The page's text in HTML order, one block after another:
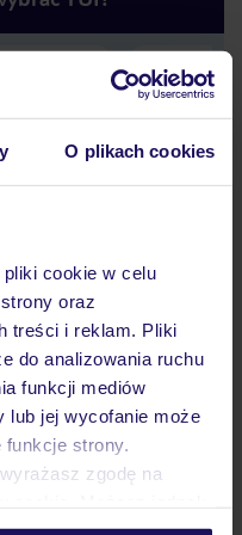
O plikach cookies
cookie w celu
oraz
treści i reklam. Pliki
do analizowania ruchu
funkcji mediów
lub jej wycofanie może
funkcje strony.
zgodę na
w zakładkę
biuro
w Polsce
30 lat w